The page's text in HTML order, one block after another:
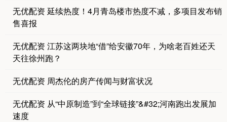
无优配资 延续热度！4月青岛楼市热度不减，多项目发布销
售喜报
无优配资 江苏这两块地“借”给安徽70年，为啥老百姓还天
天往徐州跑？
无优配资 周杰伦的房产传闻与财富状况
无优配资 从“中原制造”到“全球链接”&#32;河南跑出发展加
速度